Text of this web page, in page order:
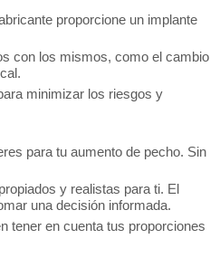
proporcione un implante
con los mismos, como el cambio
minimizar los riesgos y
para tu aumento de pecho. Sin
y realistas para ti. El
una decisión informada.
tener en cuenta tus proporciones